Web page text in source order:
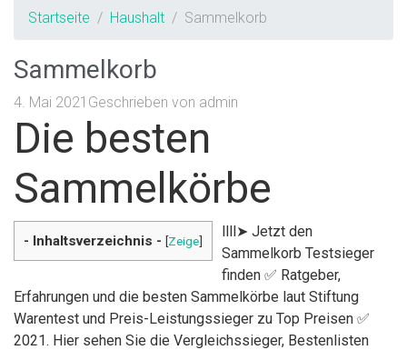
Startseite Haushalt Sammelkorb
Sammelkorb
4. Mai 2021 Geschrieben von admin
Die besten
Sammelkörbe
- Inhaltsverzeichnis - [Zeige]
llll➤ Jetzt den
Sammelkorb Testsieger
finden ✅ Ratgeber,
Erfahrungen und die besten Sammelkörbe laut Stiftung
Warentest und Preis-Leistungssieger zu Top Preisen ✅
2021. Hier sehen Sie die Vergleichssieger, Bestenlisten